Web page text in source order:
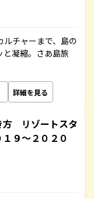
チャーまで、島の
凝縮。さあ島旅
詳細を見る
リゾートスタ
９～２０２０